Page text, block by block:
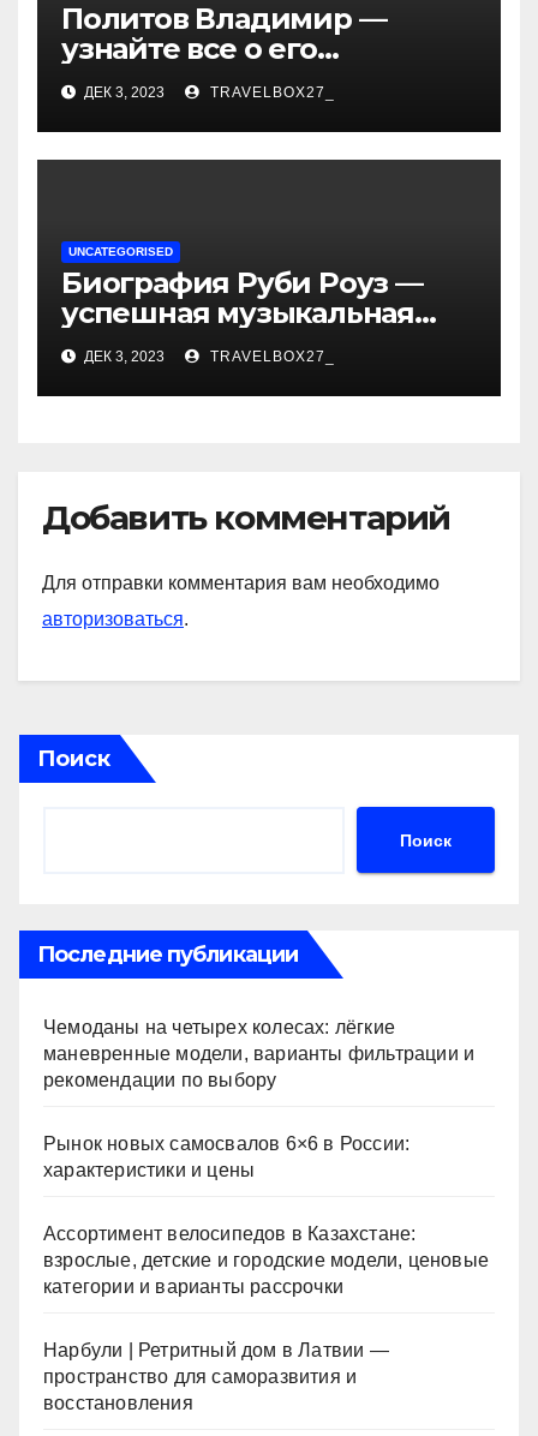
Политов Владимир —
узнайте все о его
биографии, возрасте и
впечатляющих
достижениях!
ДЕК 3, 2023 TRAVELBOX27_
UNCATEGORISED
Биография Руби Роуз —
успешная музыкальная
карьера, личная жизнь и
знаковые достижения
ДЕК 3, 2023 TRAVELBOX27_
Добавить комментарий
Для отправки комментария вам необходимо
авторизоваться.
Поиск
Поиск
Последние публикации
Чемоданы на четырех колесах: лёгкие
маневренные модели, варианты фильтрации и
рекомендации по выбору
Рынок новых самосвалов 6×6 в России:
характеристики и цены
Ассортимент велосипедов в Казахстане:
взрослые, детские и городские модели, ценовые
категории и варианты рассрочки
Нарбули | Ретритный дом в Латвии —
пространство для саморазвития и
восстановления